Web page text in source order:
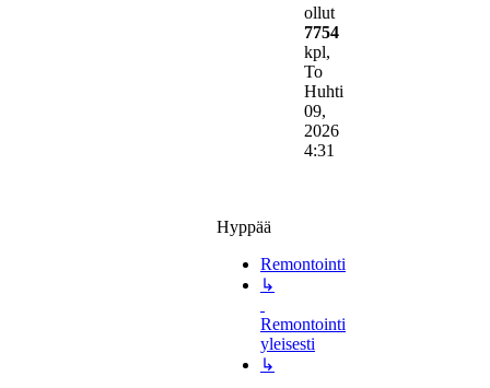
ollut
7754
kpl,
To
Huhti
09,
2026
4:31
Hyppää
Remontointi
↳
Remontointi
yleisesti
↳